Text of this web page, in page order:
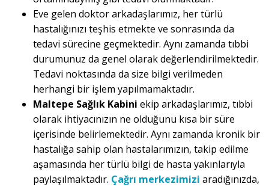
Eve gelen doktor arkadaşlarımız, her türlü
hastalığınızı teşhis etmekte ve sonrasında da
tedavi sürecine geçmektedir. Aynı zamanda tıbbi
durumunuz da genel olarak değerlendirilmektedir.
Tedavi noktasında da size bilgi verilmeden
herhangi bir işlem yapılmamaktadır.
Maltepe Sağlık Kabini ekip arkadaşlarımız, tıbbi
olarak ihtiyacınızın ne olduğunu kısa bir süre
içerisinde belirlemektedir. Aynı zamanda kronik bir
hastalığa sahip olan hastalarımızın, takip edilme
aşamasında her türlü bilgi de hasta yakınlarıyla
paylaşılmaktadır. Çağrı merkezimizi aradığınızda,